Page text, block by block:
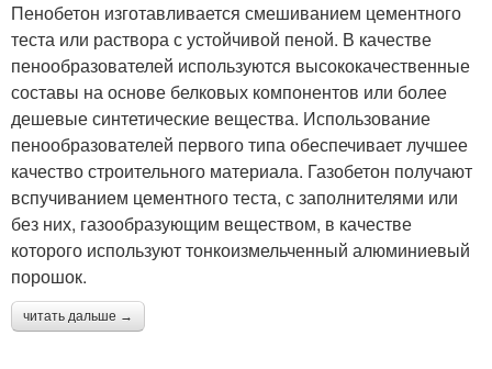
Пенобетон изготавливается смешиванием цементного
теста или раствора с устойчивой пеной. В качестве
пенообразователей используются высококачественные
составы на основе белковых компонентов или более
дешевые синтетические вещества. Использование
пенообразователей первого типа обеспечивает лучшее
качество строительного материала. Газобетон получают
вспучиванием цементного теста, с заполнителями или
без них, газообразующим веществом, в качестве
которого используют тонкоизмельченный алюминиевый
порошок.
читать дальше →